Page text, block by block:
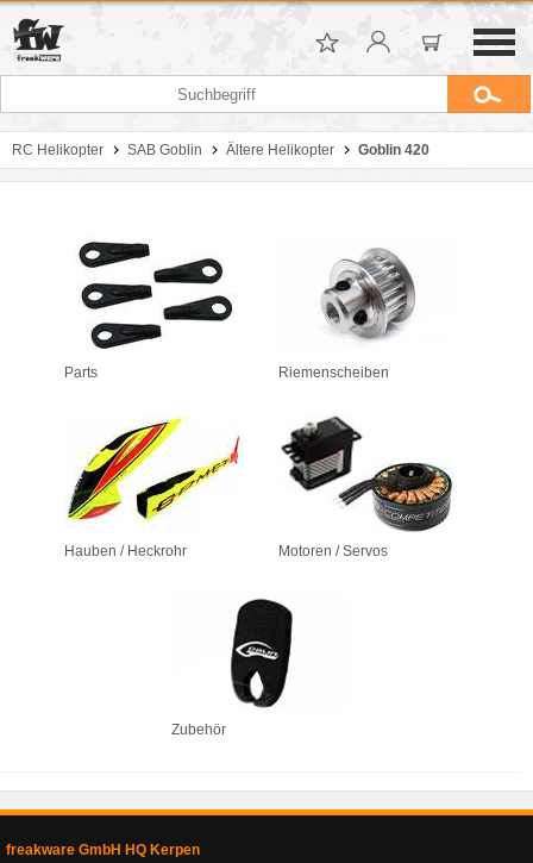
RC Helikopter SAB Goblin Ältere Helikopter Goblin 420
Parts Riemenscheiben
Hauben / Heckrohr Motoren / Servos
Zubehör
freakware GmbH HQ Kerpen